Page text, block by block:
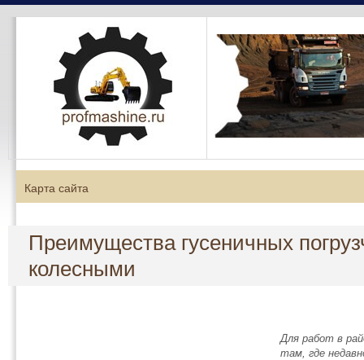
Карта сайта
Преимущества гусеничных
колесными
Для работ в
там, где